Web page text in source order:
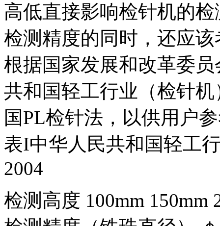
高低直接影响检针机的
检测精度的同时，还应
根据国家发展和改革委
共和国轻工行业（检针
国PL检针法，以供用户
表I中华人民共和国轻工
2004
检测高度 100mm 150mm